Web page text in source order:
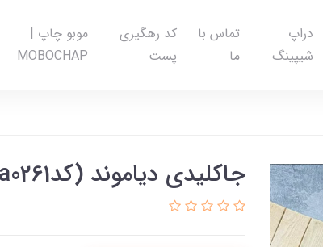
دراپ
شیپینگ
تماس با
ما
کد رهگیری
پست
موبو چاپ |
MOBOCHAP
جاکلیدی دیاموند (کدa0261)